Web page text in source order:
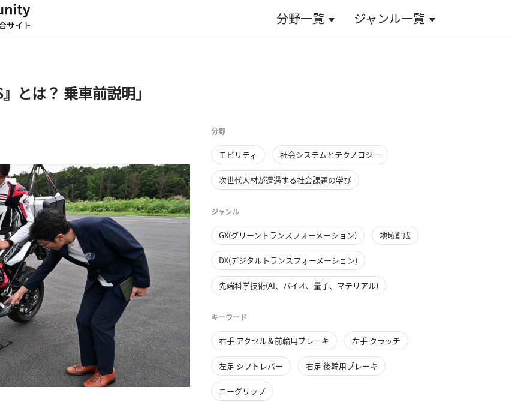
分野一覧 ジャンル一覧
とは？ 乗車前説明」
分野
モビリティ 社会システムとテクノロジー
次世代人材が遭遇する社会課題の学び
ジャンル
GX(グリーントランスフォーメーション) 地域創成
DX(デジタルトランスフォーメーション)
先端科学技術(AI、バイオ、量子、マテリアル)
キーワード
右手 アクセル＆前輪用ブレーキ 左手 クラッチ
左足 シフトレバー 右足 後輪用ブレーキ
ニーグリップ